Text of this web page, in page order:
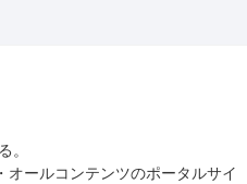
。
オールコンテンツのポータルサイ